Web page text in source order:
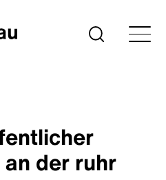
Suche
der ruhr